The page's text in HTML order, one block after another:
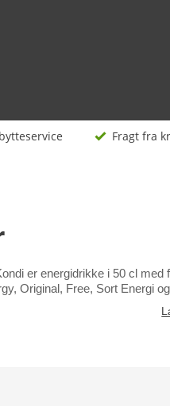
Fragt fra
er energidrikke i 50 cl
Original, Free, Sort Energi